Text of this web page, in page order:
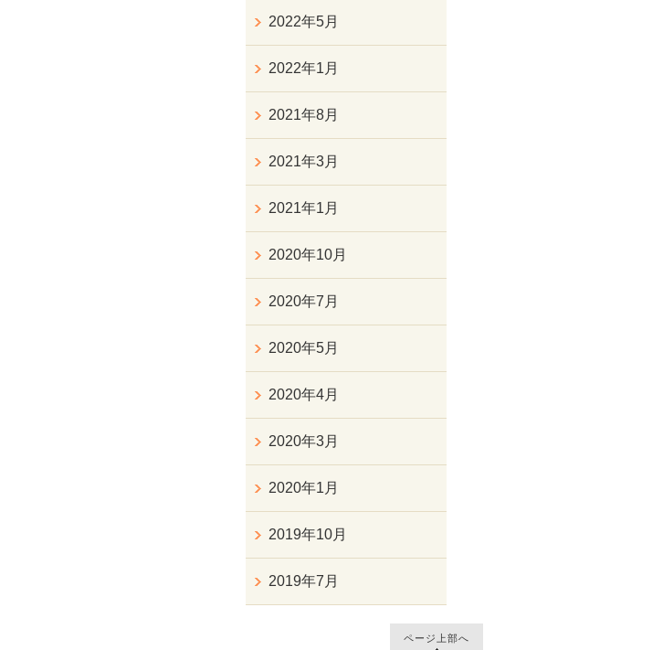
2022年5月
2022年1月
2021年8月
2021年3月
2021年1月
2020年10月
2020年7月
2020年5月
2020年4月
2020年3月
2020年1月
2019年10月
2019年7月
ページ上部へ